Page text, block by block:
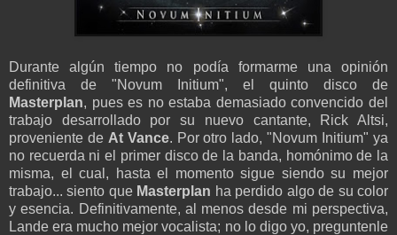
Durante algún tiempo no podía formarme una opinión
definitiva de "Novum Initium", el quinto disco de
Masterplan, pues es no estaba demasiado convencido del
trabajo desarrollado por su nuevo cantante, Rick Altsi,
proveniente de At Vance. Por otro lado, "Novum Initium" ya
no recuerda ni el primer disco de la banda, homónimo de la
misma, el cual, hasta el momento sigue siendo su mejor
trabajo... siento que Masterplan ha perdido algo de su color
y esencia. Definitivamente, al menos desde mi perspectiva,
Lande era mucho mejor vocalista; no lo digo yo, preguntenle